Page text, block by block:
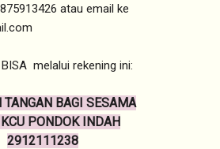
atau email ke
melalui rekening ini:
TANGAN BAGI SESAMA
PONDOK INDAH
2912111238